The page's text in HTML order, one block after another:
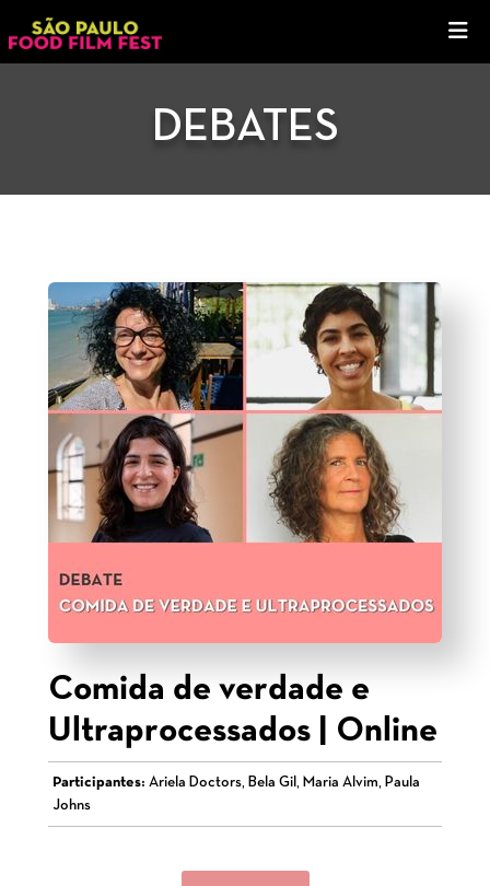
DEBATES
Comida de verdade e
Ultraprocessados | Online
Participantes: Ariela Doctors, Bela Gil, Maria Alvim, Paula
Johns